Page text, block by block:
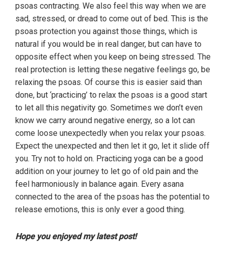
psoas contracting. We also feel this way when we are
sad, stressed, or dread to come out of bed. This is the
psoas protection you against those things, which is
natural if you would be in real danger, but can have to
opposite effect when you keep on being stressed. The
real protection is letting these negative feelings go, be
relaxing the psoas. Of course this is easier said than
done, but ‘practicing’ to relax the psoas is a good start
to let all this negativity go. Sometimes we don’t even
know we carry around negative energy, so a lot can
come loose unexpectedly when you relax your psoas.
Expect the unexpected and then let it go, let it slide off
you. Try not to hold on. Practicing yoga can be a good
addition on your journey to let go of old pain and the
feel harmoniously in balance again. Every asana
connected to the area of the psoas has the potential to
release emotions, this is only ever a good thing.
Hope you enjoyed my latest post!